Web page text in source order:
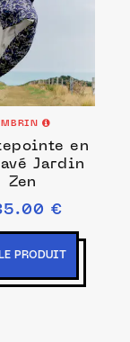
en
Jardin
Zen
€
PRODUIT